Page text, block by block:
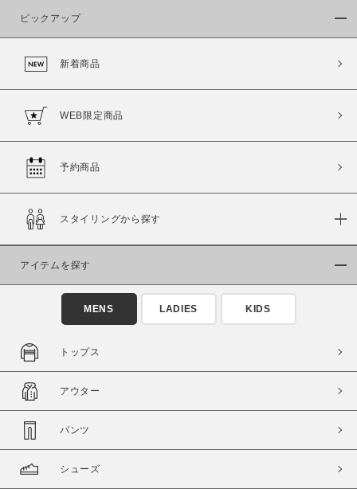
カラー
商品タイプ
通常商品
セール価格 WEB限定
在庫
在庫あり
ピックアップ
新着商品
WEB限定商品
予約商品
スタイリングから探す
アイテムを探す
MENS LADIES KIDS
トップス
アウター
パンツ
シューズ